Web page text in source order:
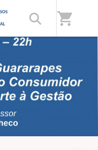
shopping_cart